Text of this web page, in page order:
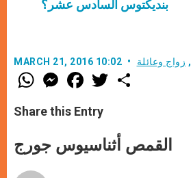
بنديكتوس السادس عشر؟
MARCH 21, 2016 10:02 , زواج وعائلة
W
h
t
s
p
p
M
e
s
e
e
F
a
e
b
k
w
r
Share this Entry
القمص أثناسيوس جورج